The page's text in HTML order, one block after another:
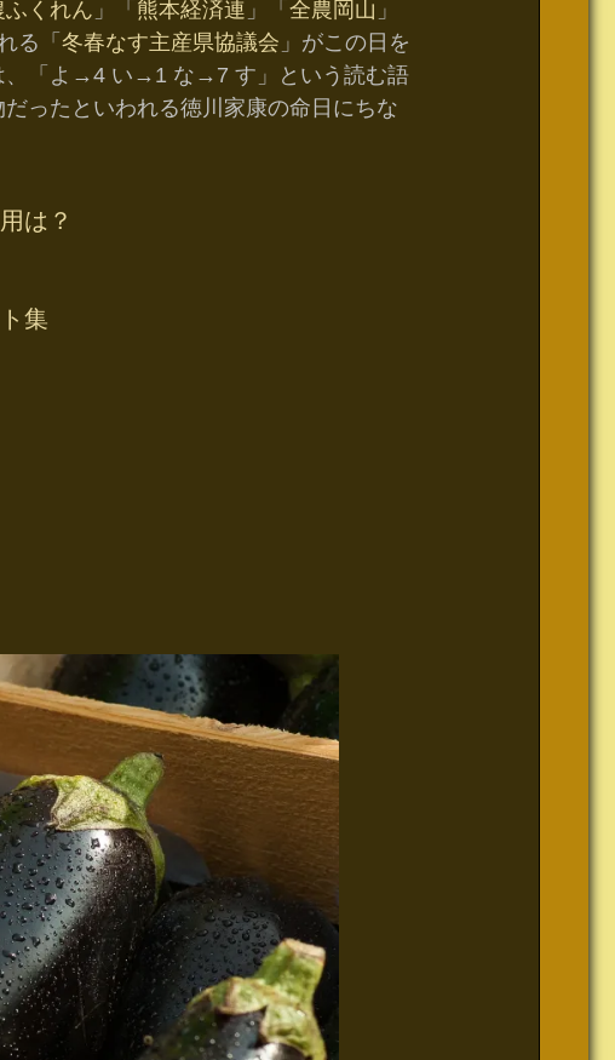
ふくれん 」「 熊本経済連 」「 全農岡山 」
る「 冬春なす主産県協議会 」がこの日を
、「よ→4 い→1 な→7 す」という読む語
ったといわれる徳川家康の命日にちな
は？
集